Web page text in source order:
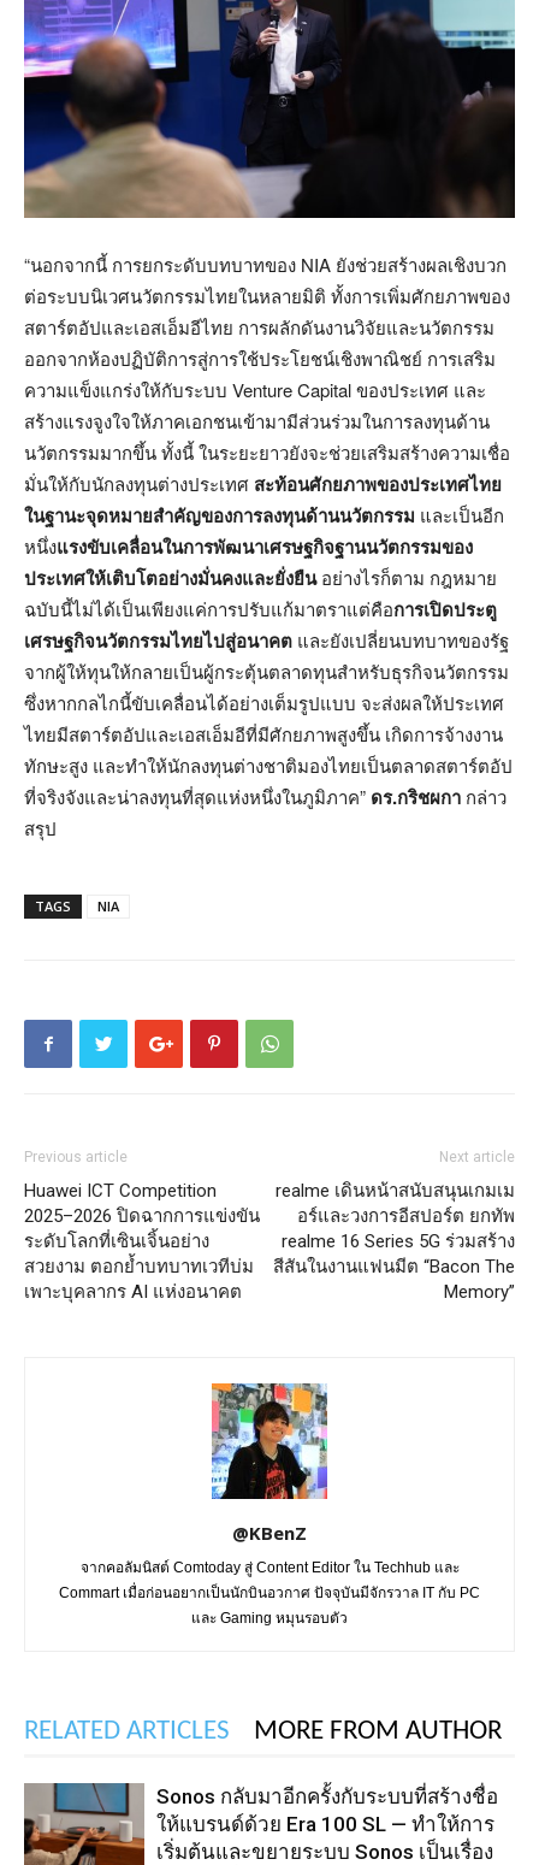
“นอกจากนี้ การยกระดับบทบาทของ NIA ยังช่วยสร้างผลเชิงบวก
ต่อระบบนิเวศนวัตกรรมไทยในหลายมิติ ทั้งการเพิ่มศักยภาพของ
สตาร์ตอัปและเอสเอ็มอีไทย การผลักดันงานวิจัยและนวัตกรรม
ออกจากห้องปฏิบัติการสู่การใช้ประโยชน์เชิงพาณิชย์ การเสริม
ความแข็งแกร่งให้กับระบบ Venture Capital ของประเทศ และ
สร้างแรงจูงใจให้ภาคเอกชนเข้ามามีส่วนร่วมในการลงทุนด้าน
นวัตกรรมมากขึ้น ทั้งนี้ ในระยะยาวยังจะช่วยเสริมสร้างความเชื่อ
มั่นให้กับนักลงทุนต่างประเทศ สะท้อนศักยภาพของประเทศไทย
ในฐานะจุดหมายสำคัญของการลงทุนด้านนวัตกรรม และเป็นอีก
หนึ่งแรงขับเคลื่อนในการพัฒนาเศรษฐกิจฐานนวัตกรรมของ
ประเทศให้เติบโตอย่างมั่นคงและยั่งยืนอย่างไรก็ตาม กฎหมาย
ฉบับนี้ไม่ได้เป็นเพียงแค่การปรับแก้มาตราแต่คือการเปิดประตู
เศรษฐกิจนวัตกรรมไทยไปสู่อนาคต และยังเปลี่ยนบทบาทของรัฐ
จากผู้ให้ทุนให้กลายเป็นผู้กระตุ้นตลาดทุนสำหรับธุรกิจนวัตกรรม
ซึ่งหากกลไกนี้ขับเคลื่อนได้อย่างเต็มรูปแบบ จะส่งผลให้ประเทศ
ไทยมีสตาร์ตอัปและเอสเอ็มอีที่มีศักยภาพสูงขึ้น เกิดการจ้างงาน
ทักษะสูง และทำให้นักลงทุนต่างชาติมองไทยเป็นตลาดสตาร์ตอัป
ที่จริงจังและน่าลงทุนที่สุดแห่งหนึ่งในภูมิภาค” ดร.กริชผกา กล่าว
สรุป
TAGS NIA
Previous article
Huawei ICT Competition
2025–2026 ปิดฉากการแข่งขัน
ระดับโลกที่เซินเจิ้นอย่าง
สวยงาม ตอกย้ำบทบาทเวทีบ่ม
เพาะบุคลากร AI แห่งอนาคต
Next article
realme เดินหน้าสนับสนุนเกมเม
อร์และวงการอีสปอร์ต ยกทัพ
realme 16 Series 5G ร่วมสร้าง
สีสันในงานแฟนมีต “Bacon The
Memory”
@KBenZ
จากคอลัมนิสต์ Comtoday สู่ Content Editor ใน Techhub และ
Commart เมื่อก่อนอยากเป็นนักบินอวกาศ ปัจจุบันมีจักรวาล IT กับ PC
และ Gaming หมุนรอบตัว
RELATED ARTICLES MORE FROM AUTHOR
Sonos กลับมาอีกครั้งกับระบบที่สร้างชื่อ
ให้แบรนด์ด้วย Era 100 SL — ทำให้การ
เริ่มต้นและขยายระบบ Sonos เป็นเรื่อง